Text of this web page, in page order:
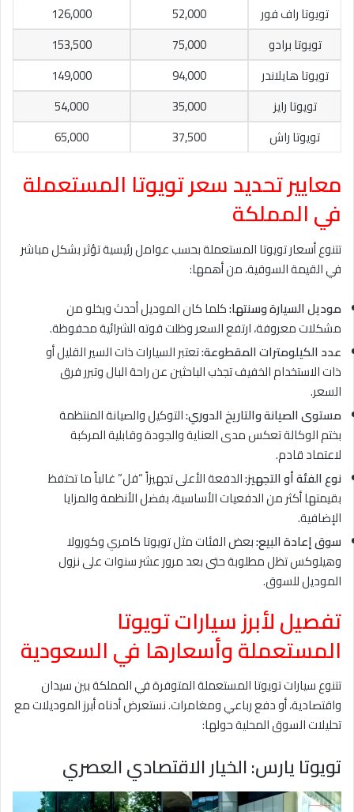
تويوتا راف فور
52,000
126,000
تويوتا برادو
75,000
153,500
تويوتا هايلاندر
94,000
149,000
تويوتا رايز
35,000
54,000
تويوتا راش
37,500
65,000
معايير تحديد سعر تويوتا المستعملة
في المملكة
تتنوع أسعار تويوتا المستعملة بحسب عوامل رئيسية تؤثر بشكل مباشر
في القيمة السوقية، من أهمها:
موديل السيارة وسنتها:كلما كان الموديل أحدث ويخلو من
مشكلات معروفة، ارتفع السعر وظلت قوته الشرائية محفوظة.
عدد الكيلومترات المقطوعة:تعتبر السيارات ذات السير القليل أو
ذات الاستخدام الخفيف تجذب الباحثين عن راحة البال وتبرر فرق
السعر.
مستوى الصيانة والتاريخ الدوري:التوكيل والصيانة المنتظمة
بختم الوكالة تعكس مدى العناية والجودة وقابلية المركبة
لاعتماد قادم.
نوع الفئة أو التجهيز:الدفعة الأعلى تجهيزاً “فل” غالباً ما تحتفظ
بقيمتها أكثر من الدفعيات الأساسية، بفضل الأنظمة والمزايا
الإضافية.
سوق إعادة البيع:بعض الفئات مثل تويوتا كامري وكورولا
وهيلوكس تظل مطلوبة حتى بعد مرور عشر سنوات على نزول
الموديل للسوق.
تفصيل لأبرز سيارات تويوتا
المستعملة وأسعارها في السعودية
تتنوع سيارات تويوتا المستعملة المتوفرة في المملكة بين سيدان
واقتصادية، أو دفع رباعي ومغامرات. نستعرض أدناه أبرز الموديلات مع
تحليلات السوق المحلية حولها:
تويوتا يارس: الخيار الاقتصادي العصري